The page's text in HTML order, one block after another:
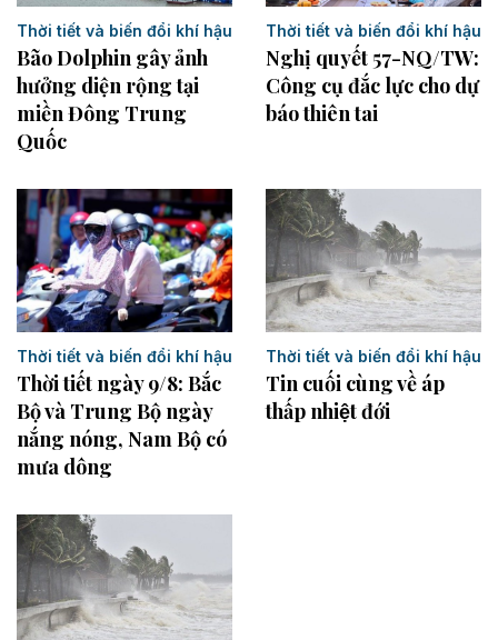
Thời tiết và biến đổi khí hậu
Bão Dolphin gây ảnh
hưởng diện rộng tại
miền Đông Trung
Quốc
Thời tiết và biến đổi khí hậu
Nghị quyết 57-NQ/TW:
Công cụ đắc lực cho dự
báo thiên tai
Thời tiết và biến đổi khí hậu
Thời tiết ngày 9/8: Bắc
Bộ và Trung Bộ ngày
nắng nóng, Nam Bộ có
mưa dông
Thời tiết và biến đổi khí hậu
Tin cuối cùng về áp
thấp nhiệt đới